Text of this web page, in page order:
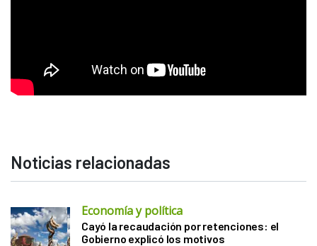
Noticias relacionadas
Economía y política
Cayó la recaudación por retenciones: el
Gobierno explicó los motivos